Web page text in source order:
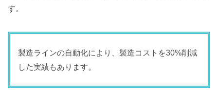
す。
製造ラインの自動化により、製造コストを30%削減
した実績もあります。